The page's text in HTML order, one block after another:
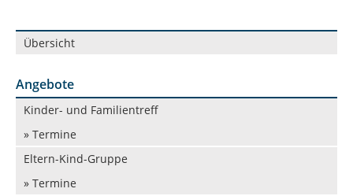
Navigation
überspringen
Übersicht
Angebote
Navigation
überspringen
Kinder- und Familientreff
» Termine
Eltern-Kind-Gruppe
» Termine